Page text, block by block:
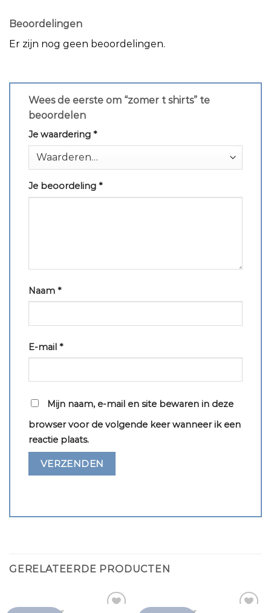
Beoordelingen
Er zijn nog geen beoordelingen.
Wees de eerste om “zomer t shirts” te
beoordelen
Je waardering *
Je beoordeling *
Naam *
E-mail *
Mijn naam, e-mail en site bewaren in deze
browser voor de volgende keer wanneer ik een
reactie plaats.
GERELATEERDE PRODUCTEN